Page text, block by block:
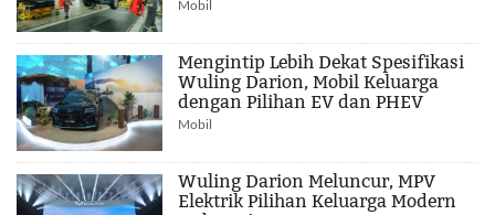
Mobil
Mengintip Lebih Dekat Spesifikasi
Wuling Darion, Mobil Keluarga
dengan Pilihan EV dan PHEV
Mobil
Wuling Darion Meluncur, MPV
Elektrik Pilihan Keluarga Modern